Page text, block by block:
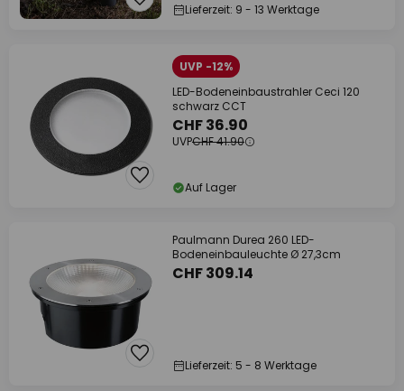
Lieferzeit: 9 - 13 Werktage
UVP -12%
LED-Bodeneinbaustrahler Ceci 120
schwarz CCT
CHF 36.90
UVPCHF 41.90
Auf Lager
Paulmann Durea 260 LED-
Bodeneinbauleuchte Ø 27,3cm
CHF 309.14
Lieferzeit: 5 - 8 Werktage